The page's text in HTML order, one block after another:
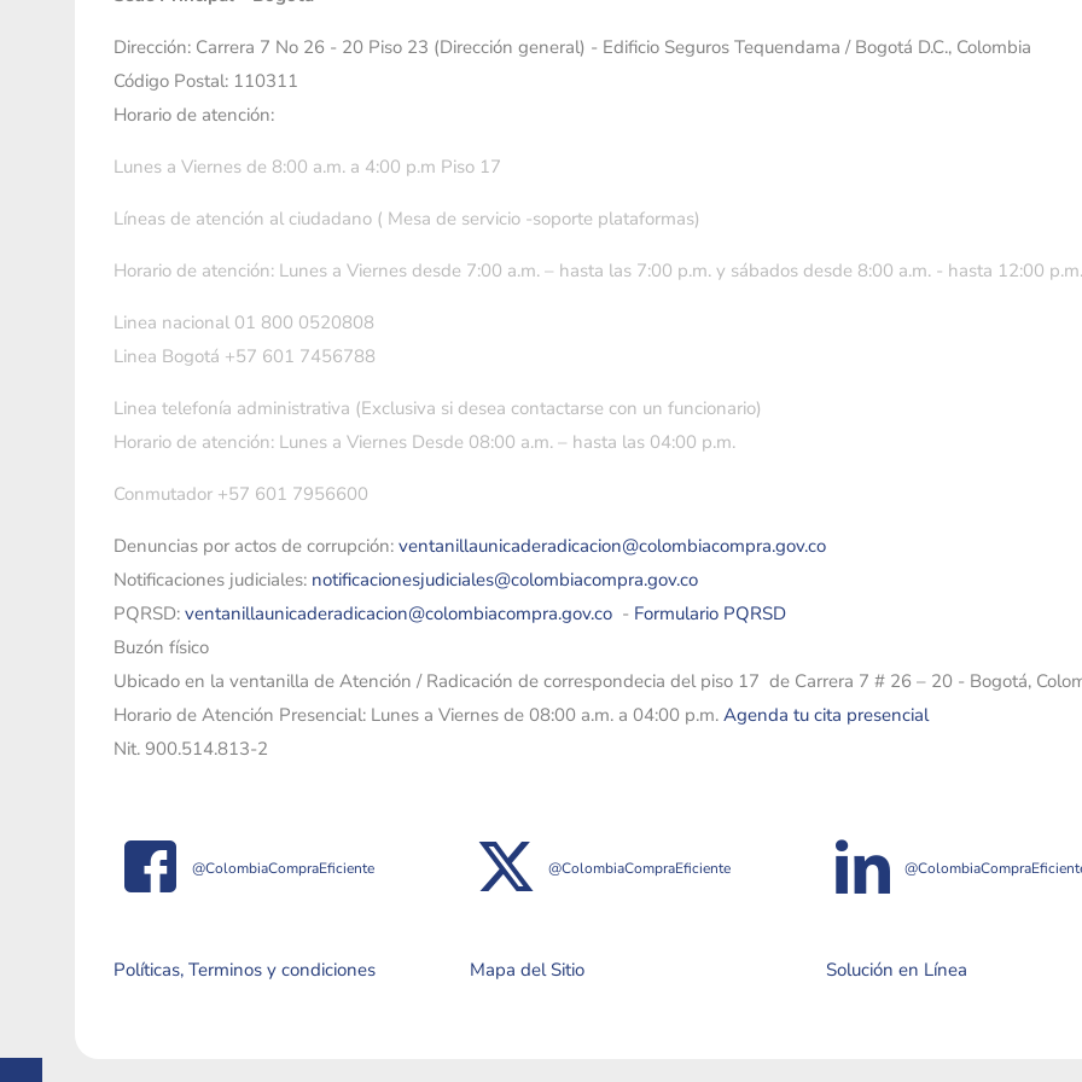
Dirección: Carrera 7 No 26 - 20 Piso 23 (Dirección general) - Edificio Seguros Tequendama / Bogotá D.C., Colombia
Código Postal: 110311
Horario de atención:
Lunes a Viernes de 8:00 a.m. a 4:00 p.m Piso 17
Líneas de atención al ciudadano ( Mesa de servicio -soporte plataformas)
Horario de atención: Lunes a Viernes desde 7:00 a.m. – hasta las 7:00 p.m. y sábados desde 8:00 a.m. - hasta 12:00 p.m.
Linea nacional 01 800 0520808
Linea Bogotá +57 601 7456788
Linea telefonía administrativa (Exclusiva si desea contactarse con un funcionario)
Horario de atención: Lunes a Viernes Desde 08:00 a.m. – hasta las 04:00 p.m.
Conmutador +57 601 7956600
Denuncias por actos de corrupción: ventanillaunicaderadicacion@colombiacompra.gov.co
Notificaciones judiciales: notificacionesjudiciales@colombiacompra.gov.co
PQRSD: ventanillaunicaderadicacion@colombiacompra.gov.co - Formulario PQRSD
Buzón físico
Ubicado en la ventanilla de Atención / Radicación de correspondecia del piso 17 de Carrera 7 # 26 – 20 - Bogotá,
Horario de Atención Presencial: Lunes a Viernes de 08:00 a.m. a 04:00 p.m. Agenda tu cita presencial
Nit. 900.514.813-2
@ColombiaCompraEficiente @ColombiaCompraEficiente
Políticas, Terminos y condiciones Mapa del Sitio Solución en Línea